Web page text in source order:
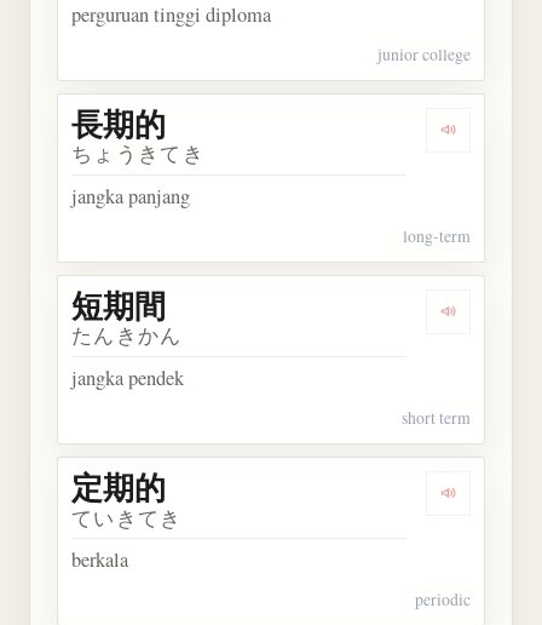
perguruan tinggi diploma
junior college
Dengarkan
長期的
ちょうきてき
jangka panjang
long-term
Dengarkan
短期間
たんきかん
jangka pendek
short term
Dengarkan
定期的
ていきてき
berkala
periodic